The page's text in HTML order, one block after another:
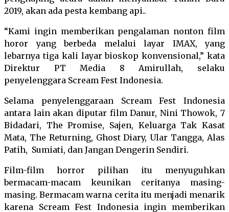
2019, akan ada pesta kembang api..
“Kami ingin memberikan pengalaman nonton film
horor yang berbeda melalui layar IMAX, yang
lebarnya tiga kali layar bioskop konvensional,” kata
Direktur PT Media 8 Amirullah, selaku
penyelenggara Scream Fest Indonesia.
Selama penyelenggaraan Scream Fest Indonesia
antara lain akan diputar film Danur, Nini Thowok, 7
Bidadari, The Promise, Sajen, Keluarga Tak Kasat
Mata, The Returning, Ghost Diary, Ular Tangga, Alas
Patih, Sumiati, dan Jangan Dengerin Sendiri.
Film-film horror pilihan itu menyuguhkan
bermacam-macam keunikan ceritanya masing-
masing. Bermacam warna cerita itu menjadi menarik
karena Scream Fest Indonesia ingin memberikan